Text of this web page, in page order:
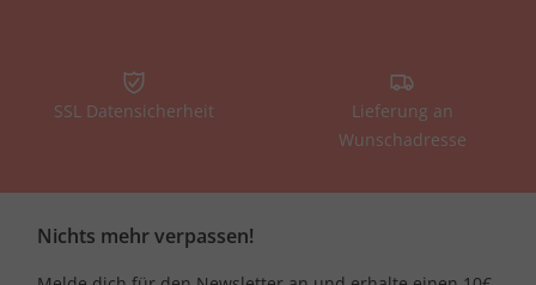
SSL Datensicherheit
Lieferung an
Wunschadresse
Nichts mehr verpassen!